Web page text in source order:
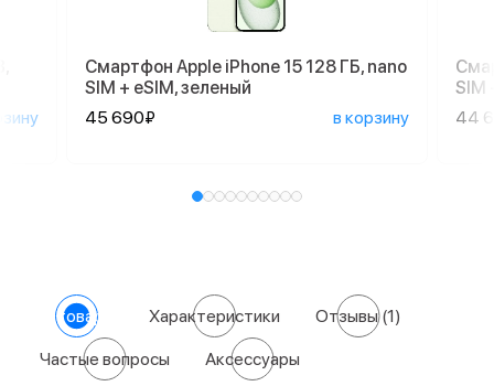
Смартфон Apple iPhone 15 128 ГБ, nano
SIM + eSIM, зеленый
45 690₽
в корзину
SIM
44
О товаре Характеристики Отзывы(1)
Частые вопросы Аксессуары